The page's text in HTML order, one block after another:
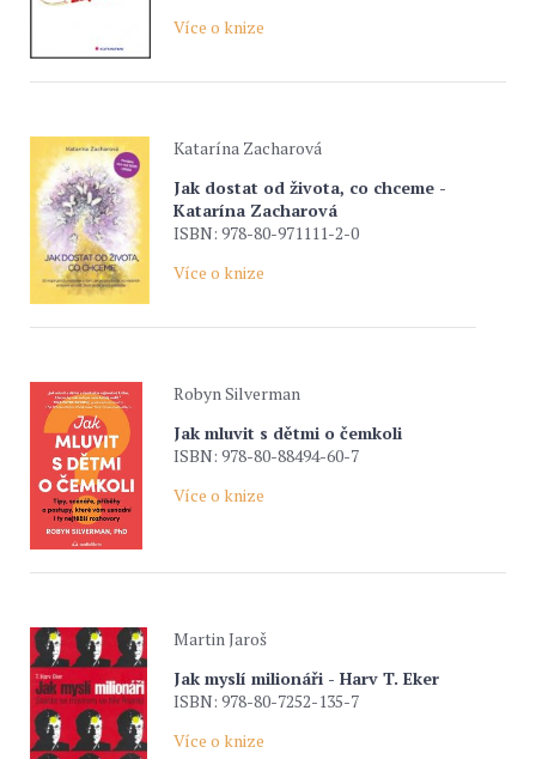
Více o knize
Katarína Zacharová
Jak dostat od života, co chceme -
Katarína Zacharová
ISBN: 978-80-971111-2-0
Více o knize
Robyn Silverman
Jak mluvit s dětmi o čemkoli
ISBN: 978-80-88494-60-7
Více o knize
Martin Jaroš
Jak myslí milionáři - Harv T. Eker
ISBN: 978-80-7252-135-7
Více o knize